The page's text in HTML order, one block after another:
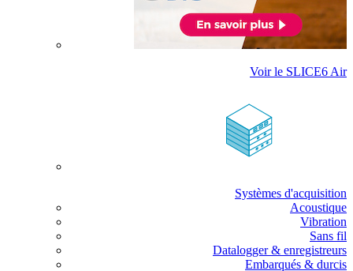
Voir le SLICE6 Air
Systèmes d'acquisition
Acoustique
Vibration
Sans fil
Datalogger & enregistreurs
Embarqués & durcis